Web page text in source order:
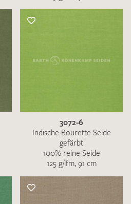
3072-6
Indische Bourette Seide
gefärbt
100% reine Seide
125 g/lfm, 91 cm